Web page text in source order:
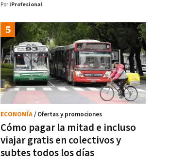
Por iProfesional
Cómo pagar la mitad e incluso
viajar gratis en colectivos y
subtes todos los días
ECONOMÍA/ Ofertas y promociones